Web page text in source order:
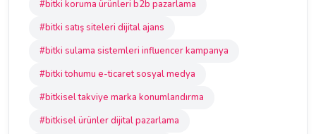
#bitki koruma ürünleri b2b pazarlama
#bitki satış siteleri dijital ajans
#bitki sulama sistemleri influencer kampanya
#bitki tohumu e-ticaret sosyal medya
#bitkisel takviye marka konumlandırma
#bitkisel ürünler dijital pazarlama